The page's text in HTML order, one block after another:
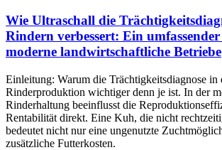
Wie Ultraschall die
Rindern verbessert: Ein
moderne landwirtschaftliche Betriebe
Einleitung: Warum die Trächtigkeitsdiagnose in
Rinderproduktion wichtiger denn je ist. In der
Rinderhaltung beeinflusst die
Rentabilität direkt. Eine Kuh, die nicht
bedeutet nicht nur eine ungenutzte
zusätzliche Futterkosten.